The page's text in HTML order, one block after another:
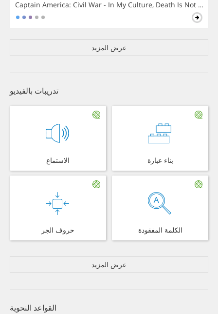
Captain America: Civil War - In My Culture, Death Is Not The
عرض المزيد
تدريبات بالفيديو
الاستماع بناء عبارة
حروف الجر الكلمة المفقودة
عرض المزيد
القواعد النحوية